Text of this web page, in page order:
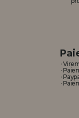
·
·
·
·